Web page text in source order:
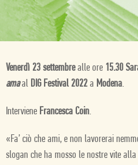
Venerdì 23 settembrealle ore 15.30
amaal DIG Festival 2022 a Modena.
Interviene Francesca Coin.
«Fa’ ciò che ami, e non lavorerai
slogan che ha mosso le nostre vite